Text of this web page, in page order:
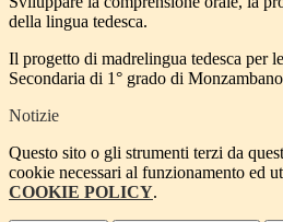
della lingua tedesca.
Il progetto di madrelingua tedesca per
Secondaria di 1° grado di
Notizie
Questo sito o gli strumenti terzi da
cookie necessari al funzionamento ed
COOKIE POLICY.